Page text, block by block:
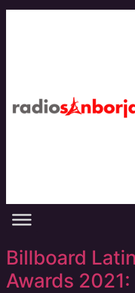
Skip
Billboard
Awards